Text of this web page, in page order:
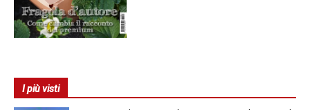
I più visti